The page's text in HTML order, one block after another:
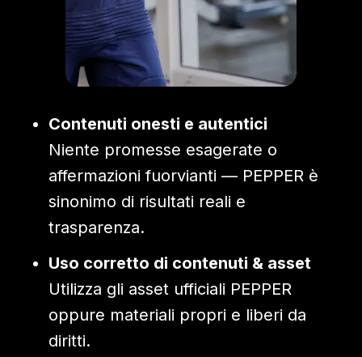
Contenuti onesti e autentici
Niente promesse esagerate o
affermazioni fuorvianti — PEPPER è
sinonimo di risultati reali e
trasparenza.
Uso corretto di contenuti & asset
Utilizza gli asset ufficiali PEPPER
oppure materiali propri e liberi da
diritti.